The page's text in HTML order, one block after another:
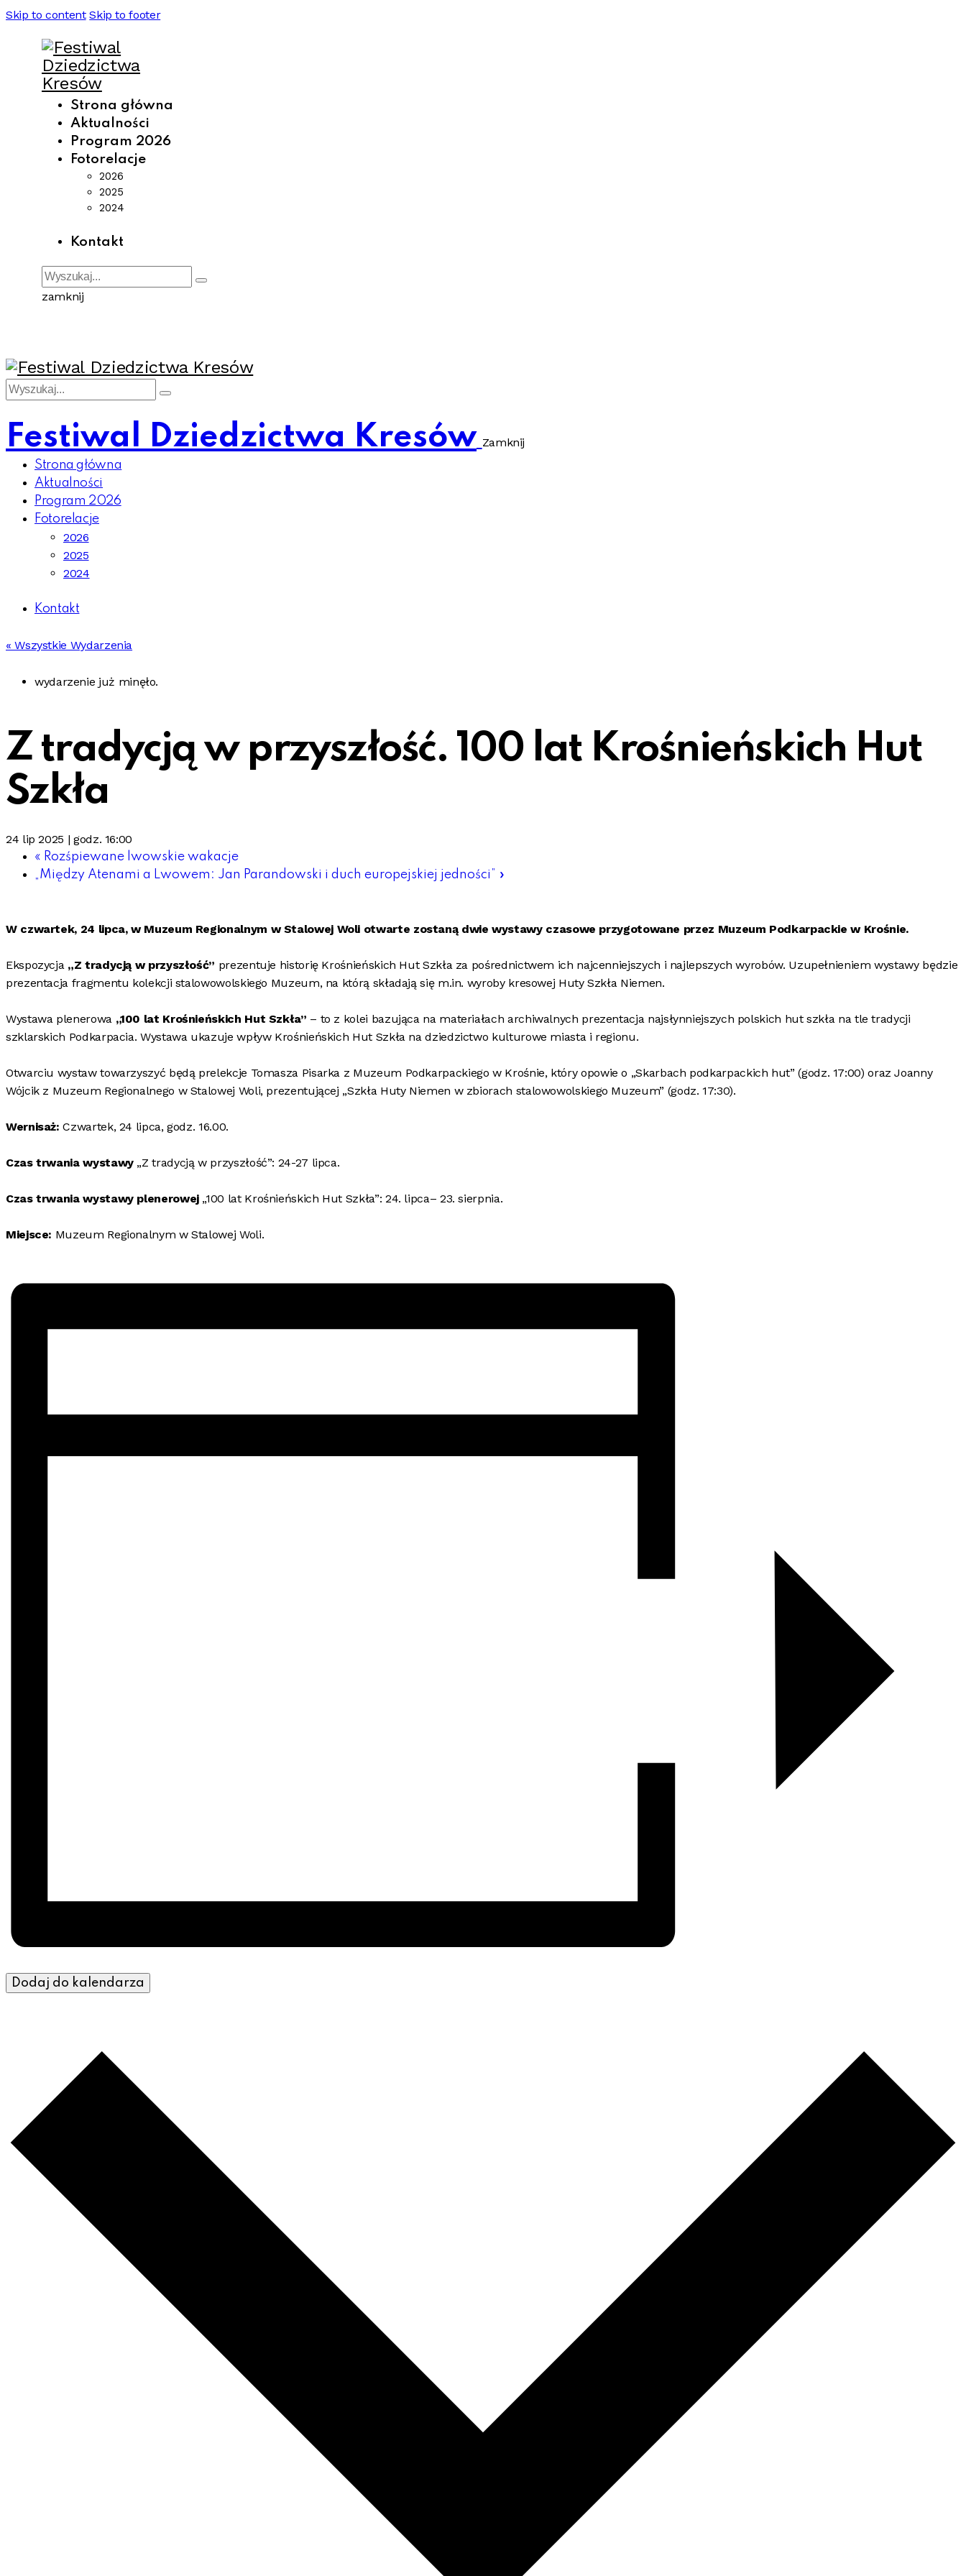
Skip to content Skip to footer
Strona główna
Aktualności
Program 2026
Fotorelacje
2026
2025
2024
Kontakt
zamknij
Festiwal Dziedzictwa Kresów Zamknij
Strona główna
Aktualności
Program 2026
Fotorelacje
2026
2025
2024
Kontakt
« Wszystkie Wydarzenia
wydarzenie już minęło.
Z tradycją w przyszłość. 100 lat Krośnieńskich Hut
Szkła
24 lip 2025 | godz. 16:00
« Rozśpiewane lwowskie wakacje
„Między Atenami a Lwowem: Jan Parandowski i duch europejskiej jedności” »
W czwartek, 24 lipca, w Muzeum Regionalnym w Stalowej Woli otwarte zostaną dwie wystawy czasowe przygotowane przez Muzeum Podkarpackie w Krośnie.
Ekspozycja „Z tradycją w przyszłość” prezentuje historię Krośnieńskich Hut Szkła za pośrednictwem ich najcenniejszych i najlepszych wyrobów. Uzupełnieniem wystawy będzie
prezentacja fragmentu kolekcji stalowowolskiego Muzeum, na którą składają się m.in. wyroby kresowej Huty Szkła Niemen.
Wystawa plenerowa „100 lat Krośnieńskich Hut Szkła” – to z kolei bazująca na materiałach archiwalnych prezentacja najsłynniejszych polskich hut szkła na tle tradycji
szklarskich Podkarpacia. Wystawa ukazuje wpływ Krośnieńskich Hut Szkła na dziedzictwo kulturowe miasta i regionu.
Otwarciu wystaw towarzyszyć będą prelekcje Tomasza Pisarka z Muzeum Podkarpackiego w Krośnie, który opowie o „Skarbach podkarpackich hut” (godz. 17:00) oraz Joanny
Wójcik z Muzeum Regionalnego w Stalowej Woli, prezentującej „Szkła Huty Niemen w zbiorach stalowowolskiego Muzeum” (godz. 17:30).
Wernisaż: Czwartek, 24 lipca, godz. 16.00.
Czas trwania wystawy „Z tradycją w przyszłość”: 24-27 lipca.
Czas trwania wystawy plenerowej„100 lat Krośnieńskich Hut Szkła”: 24. lipca– 23. sierpnia.
Miejsce: Muzeum Regionalnym w Stalowej Woli.
Dodaj do kalendarza